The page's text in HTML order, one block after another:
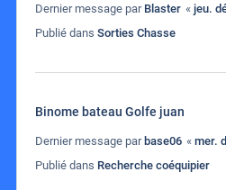
Dernier message par Blaster « jeu.
Publié dans Sorties Chasse
Binome bateau Golfe juan
Dernier message par base06 « mer.
Publié dans Recherche coéquipier